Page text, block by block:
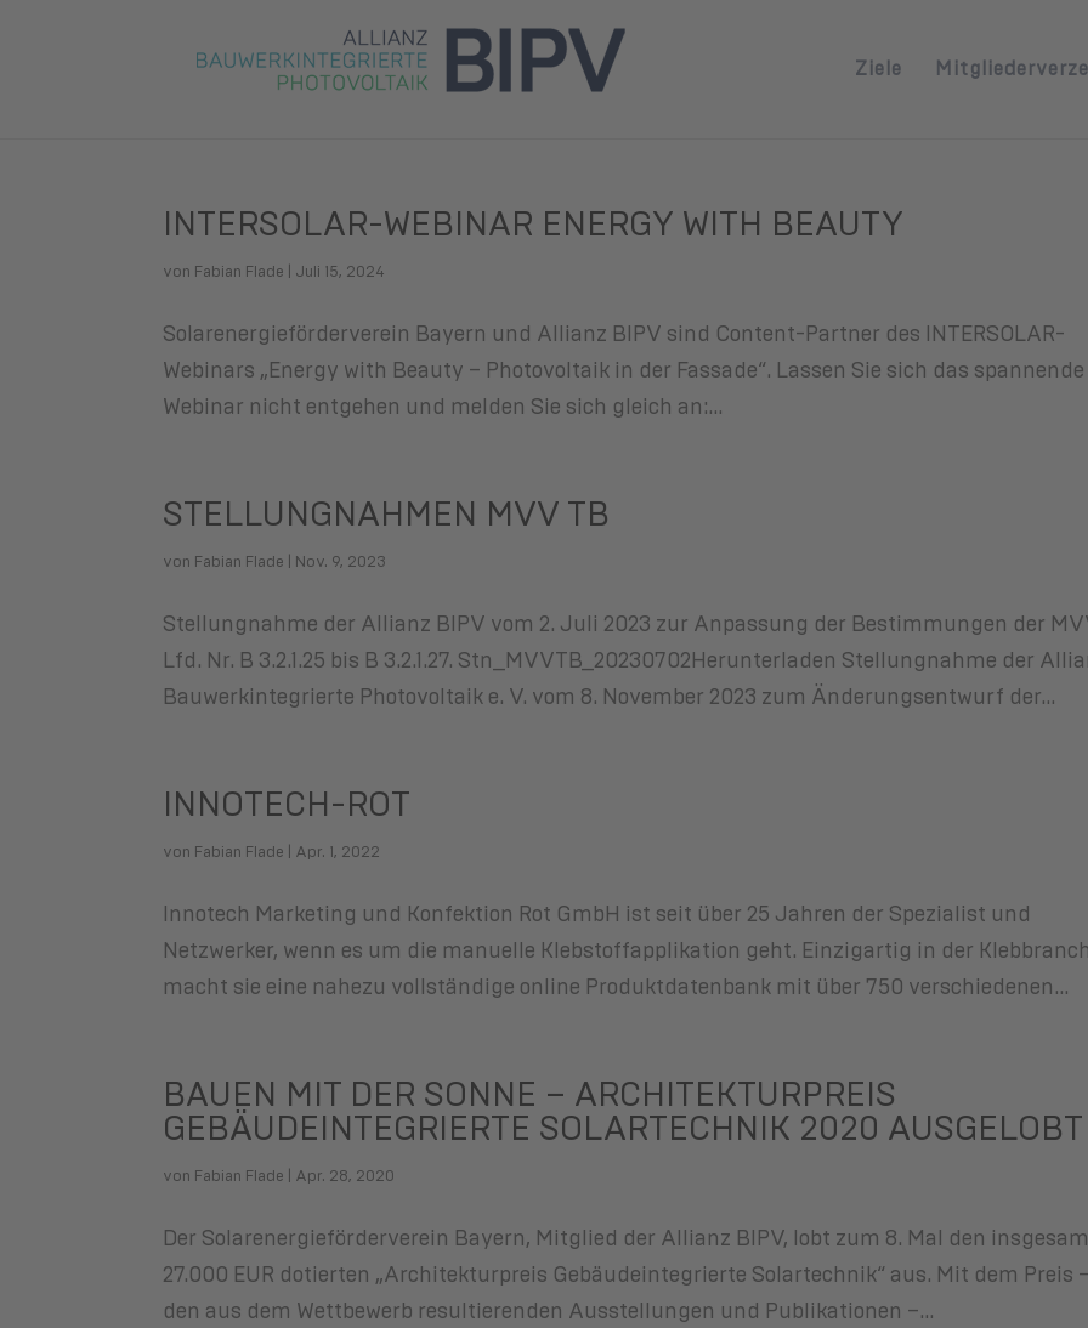
Ziele
INTERSOLAR-WEBINAR ENERGY WITH BEAUTY
von Fabian Flade Juli 15, 2024
Solarenergieförderverein Bayern und Allianz BIPV sind Content-Partner des INTERSOLAR-
Webinars „Energy with Beauty – Photovoltaik in der Fassade“. Lassen Sie sich das spannende
Webinar nicht entgehen und melden Sie sich gleich an:...
STELLUNGNAHMEN MVV TB
von Fabian Flade Nov. 9, 2023
Stellungnahme der Allianz BIPV vom 2. Juli 2023 zur Anpassung der Bestimmungen der
Lfd. Nr. B 3.2.1.25 bis B 3.2.1.27. Stn_MVVTB_20230702Herunterladen Stellungnahme der
Bauwerkintegrierte Photovoltaik e. V. vom 8. November 2023 zum Änderungsentwurf der...
INNOTECH-ROT
von Fabian Flade Apr. 1, 2022
Innotech Marketing und Konfektion Rot GmbH ist seit über 25 Jahren der Spezialist und
Netzwerker, wenn es um die manuelle Klebstoffapplikation geht. Einzigartig in der
macht sie eine nahezu vollständige online Produktdatenbank mit über 750 verschiedenen...
BAUEN MIT DER SONNE – ARCHITEKTURPREIS
GEBÄUDEINTEGRIERTE SOLARTECHNIK 2020 AUSGELOBT
von Fabian Flade Apr. 28, 2020
Der Solarenergieförderverein Bayern, Mitglied der Allianz BIPV, lobt zum 8. Mal den
27.000 EUR dotierten „Architekturpreis Gebäudeintegrierte Solartechnik“ aus. Mit dem Preis
den aus dem Wettbewerb resultierenden Ausstellungen und Publikationen –...